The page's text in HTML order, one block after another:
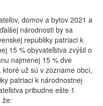
domov a bytov 2021 a
národnosti by sa
republiky patriaci k
15 % obyvateľstva zvýšil o
najmenej 15 % dve
už sú v zozname obcí,
patriaci k národnostnej
pribudne ešte 1
že: